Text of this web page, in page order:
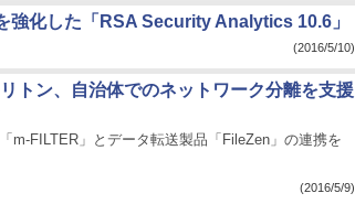
強化した「RSA Security Analytics 10.6」
(2016/5/10)
トン、自治体でのネットワーク分離を支援
m-FILTER」とデータ転送製品「FileZen」の連携を
(2016/5/9)